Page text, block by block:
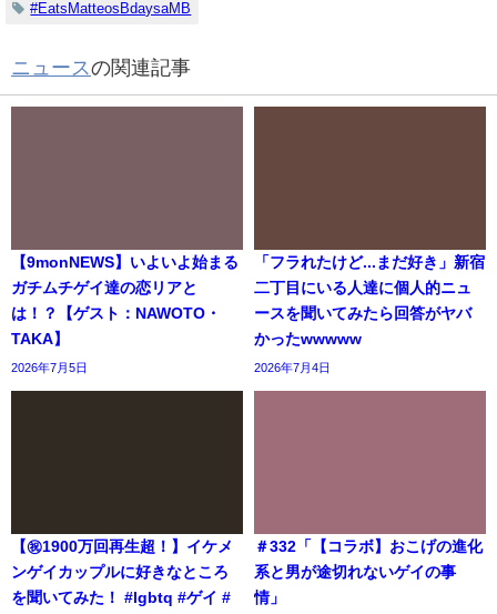
#EatsMatteosBdaysaMB
ニュースの関連記事
【9monNEWS】いよいよ始まる
ガチムチゲイ達の恋リアと
は！？【ゲスト：NAWOTO・
TAKA】
2026年7月5日
「フラれたけど...まだ好き」新宿
二丁目にいる人達に個人的ニュ
ースを聞いてみたら回答がヤバ
かったwwwww
2026年7月4日
【㊗️1900万回再生超！】イケメ
ンゲイカップルに好きなところ
を聞いてみた！ #lgbtq #ゲイ #
＃332「【コラボ】おこげの進化
系と男が途切れないゲイの事
情」